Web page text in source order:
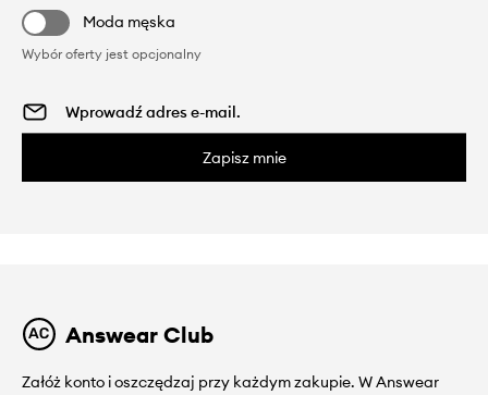
Moda męska
Wybór oferty jest opcjonalny
Zapisz mnie
Answear Club
Załóż konto i oszczędzaj przy każdym zakupie. W Answear